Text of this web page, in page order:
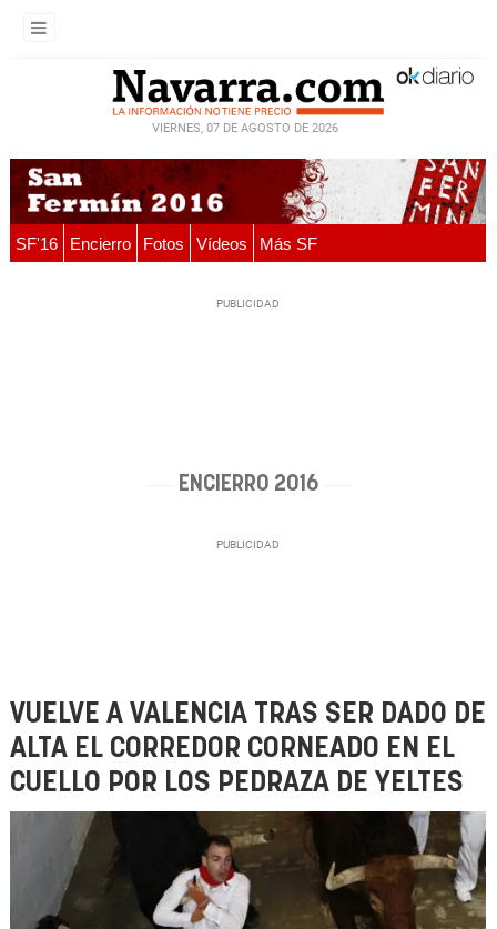
VIERNES, 07 DE AGOSTO DE 2026
SF'16 Encierro Fotos Vídeos Más SF
ENCIERRO 2016
VUELVE A VALENCIA TRAS SER DADO DE
ALTA EL CORREDOR CORNEADO EN EL
CUELLO POR LOS PEDRAZA DE YELTES